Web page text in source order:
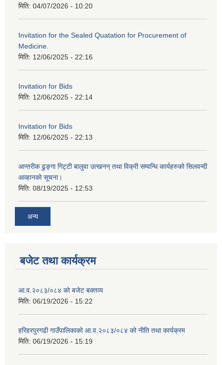
मिति: 04/07/2026 - 10:20
Invitation for the Sealed Quatation for Procurement of
Medicine.
मिति: 12/06/2025 - 22:16
Invitation for Bids
मिति: 12/06/2025 - 22:14
Invitation for Bids
मिति: 12/06/2025 - 22:13
आन्तरीक ढुङ्गा गिट्टी बालुवा उत्खनन् तथा विक्री सम्वन्धि कार्यहरुको सिलवन्दी
आव्हानको सूचना।
मिति: 08/19/2025 - 12:53
अन्य
बजेट तथा कार्यक्रम
आ.व.२०८३/०८४ को बजेट बक्तव्य
मिति: 06/19/2026 - 15:22
हरिहरपुरगढी गाउँपालिकाको आ.व.२०८३/०८४ को नीति तथा कार्यक्रम
मिति: 06/19/2026 - 15:19